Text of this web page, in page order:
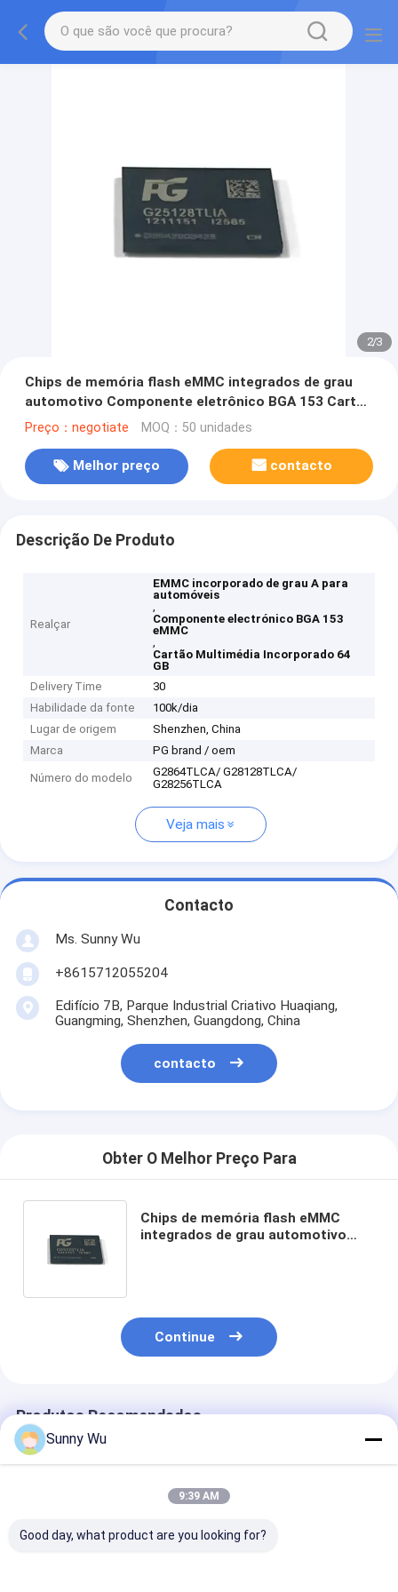
2/3
Chips de memória flash eMMC integrados de grau
automotivo Componente eletrônico BGA 153 Cartão
multimídia integrado
Preço：negotiate MOQ：50 unidades
Melhor preço contacto
Descrição De Produto
Realçar
EMMC incorporado de grau A para
automóveis
,
Componente electrónico BGA 153
eMMC
,
Cartão Multimédia Incorporado 64
GB
Delivery Time
30
Habilidade da fonte
100k/dia
Lugar de origem
Shenzhen, China
Marca
PG brand / oem
Número do modelo
G2864TLCA/ G28128TLCA/
G28256TLCA
Veja mais
Contacto
Ms. Sunny Wu
+8615712055204
Edifício 7B, Parque Industrial Criativo Huaqiang,
Guangming, Shenzhen, Guangdong, China
contacto
Obter O Melhor Preço Para
Chips de memória flash eMMC
integrados de grau automotivo
Continue
Produtos Recomendados
Sunny Wu
9:39 AM
Good day, what product are you looking for?